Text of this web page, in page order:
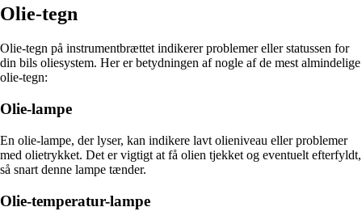
Olie-tegn
Olie-tegn på instrumentbrættet indikerer problemer eller statussen for
din bils oliesystem. Her er betydningen af nogle af de mest almindelige
olie-tegn:
Olie-lampe
En olie-lampe, der lyser, kan indikere lavt olieniveau eller problemer
med olietrykket. Det er vigtigt at få olien tjekket og eventuelt efterfyldt,
så snart denne lampe tænder.
Olie-temperatur-lampe